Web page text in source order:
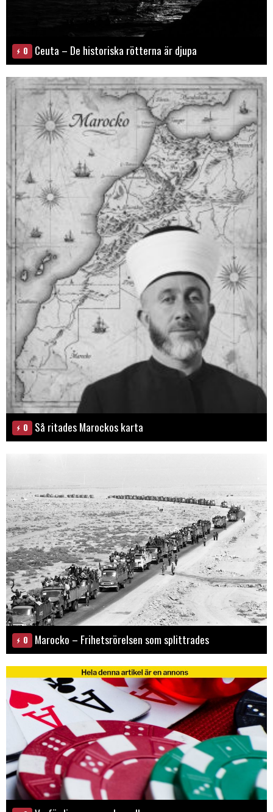
0 Ceuta – De historiska rötterna är djupa
0 Så ritades Marockos karta
0 Marocko – Frihetsrörelsen som splittrades